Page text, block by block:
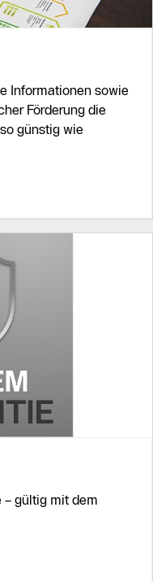
Informationen sowie
Förderung die
günstig wie
– gültig mit dem